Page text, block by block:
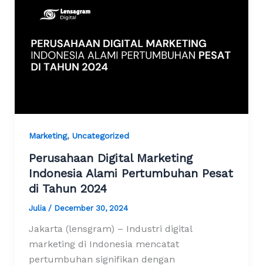
Marketing, Uncategorized
Perusahaan Digital Marketing
Indonesia Alami Pertumbuhan Pesat
di Tahun 2024
Julia / December 30, 2024
Jakarta (lensgram) – Industri digital
marketing di Indonesia mencatat
pertumbuhan signifikan dengan